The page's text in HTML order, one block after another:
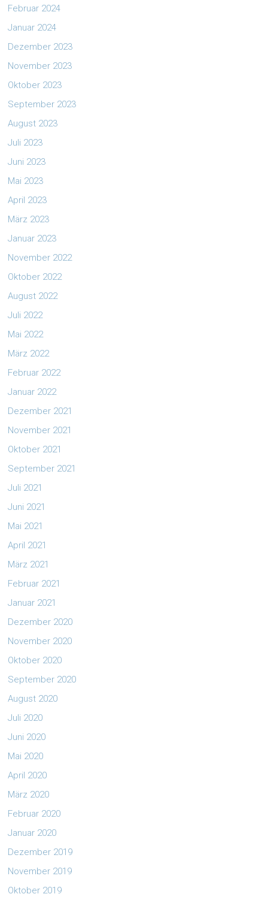
Februar 2024
Januar 2024
Dezember 2023
November 2023
Oktober 2023
September 2023
August 2023
Juli 2023
Juni 2023
Mai 2023
April 2023
März 2023
Januar 2023
November 2022
Oktober 2022
August 2022
Juli 2022
Mai 2022
März 2022
Februar 2022
Januar 2022
Dezember 2021
November 2021
Oktober 2021
September 2021
Juli 2021
Juni 2021
Mai 2021
April 2021
März 2021
Februar 2021
Januar 2021
Dezember 2020
November 2020
Oktober 2020
September 2020
August 2020
Juli 2020
Juni 2020
Mai 2020
April 2020
März 2020
Februar 2020
Januar 2020
Dezember 2019
November 2019
Oktober 2019